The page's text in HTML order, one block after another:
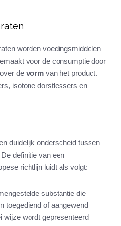
worden voedingsmiddelen
voor de consumptie door
de vorm van het product.
isotone dorstlessers en
duidelijk onderscheid tussen
definitie van een
richtlijn luidt als volgt:
substantie die
toegediend of aangewend
wijze wordt gepresenteerd